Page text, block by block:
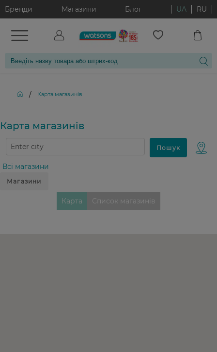
Бренди Магазини Блог UA RU
/ Карта магазинiв
Карта магазинiв
Всі магазини